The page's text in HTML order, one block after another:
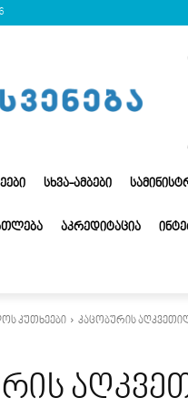
ᲡᲮᲕᲐ-ᲐᲛᲑᲔᲑᲘ
ᲐᲙᲠᲔᲓᲘᲢᲐᲪᲘᲐ
კუთხეები კაცობურის